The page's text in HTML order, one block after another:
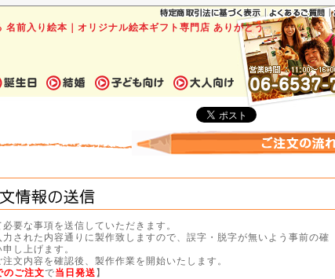
名前入り絵本｜オリジナル絵本ギフト専門店 ありがとう
要な事項を送信していただきます。
力された内容通りに製作致しますので、誤字・脱字が無いよう事前の確
し上げます。
注文内容を確認後、製作作業を開始いたします。
のご注文で当日発送 】